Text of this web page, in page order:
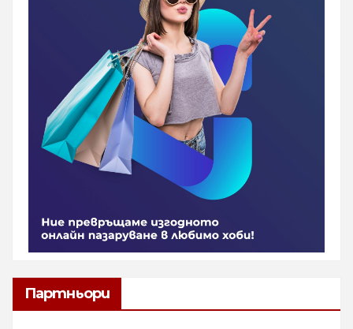
Партньори